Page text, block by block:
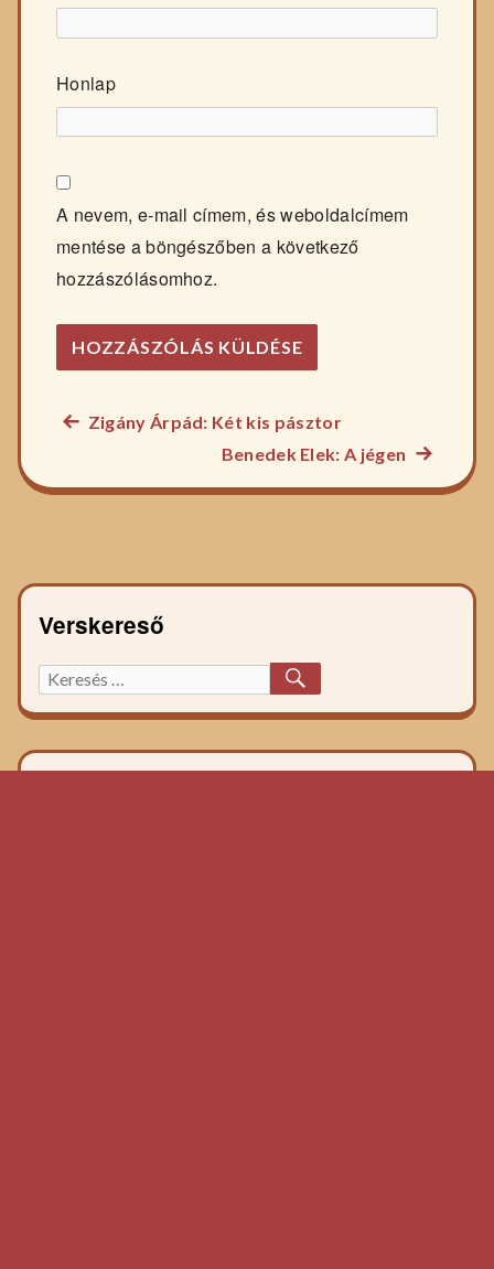
Honlap
A nevem, e-mail címem, és weboldalcímem
mentése a böngészőben a következő
hozzászólásomhoz.
Bejegyzés
navigáció
Előző
recept:
Zigány Árpád: Két kis pásztor
Benedek Elek: A jégen
főzelék
Verskereső
Keresett
főzelék